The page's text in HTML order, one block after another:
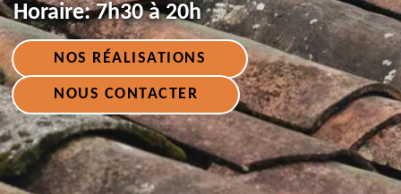
Horaire:7h30 à 20h
NOS RÉALISATIONS
NOUS CONTACTER